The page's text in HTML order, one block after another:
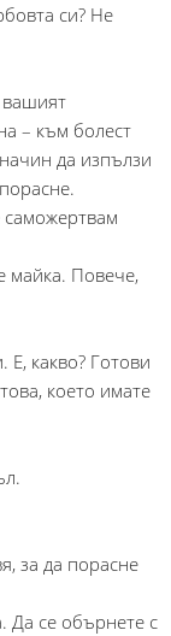
си? Не
– към болест
да изпълзи
саможертвам
майка. Повече,
какво? Готови
което имате
за да порасне
Да се обърнете с